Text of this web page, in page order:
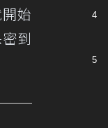
始
到